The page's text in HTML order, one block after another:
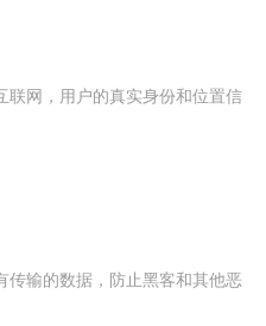
联网，用户的真实身份和位置信
传输的数据，防止黑客和其他恶